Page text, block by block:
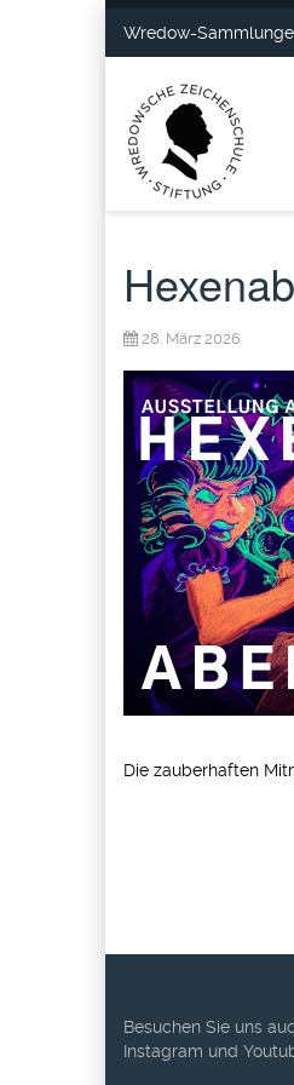
Wredow-
28. März 2026
Die zauberhaften
Besuchen Sie uns
Instagram und